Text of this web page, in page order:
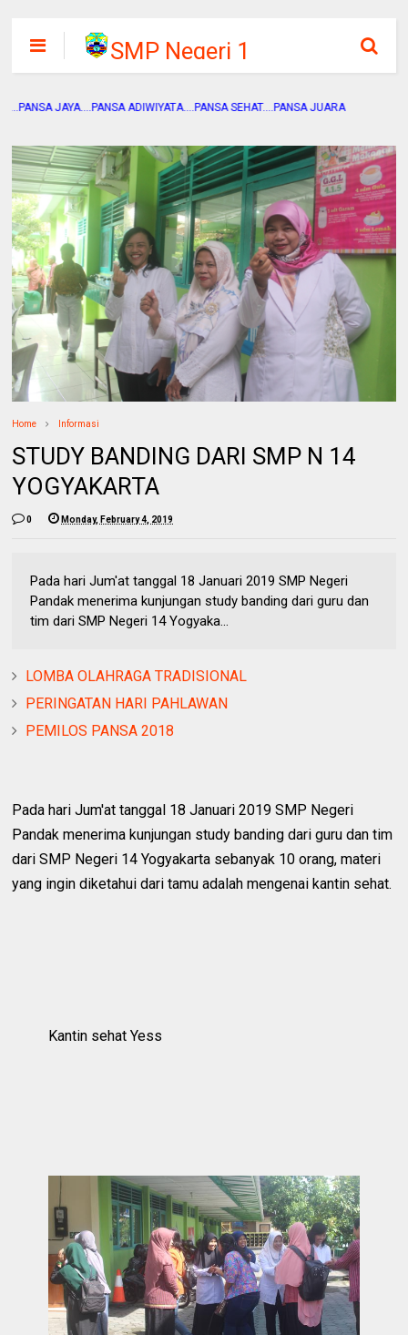
SMP Negeri 1
Pandak
ADIWIYATA....PANSA SEHAT....PANSA JUARA
Home Informasi
STUDY BANDING DARI SMP N 14
YOGYAKARTA
0 Monday, February 4, 2019
Pada hari Jum'at tanggal 18 Januari 2019 SMP Negeri
Pandak menerima kunjungan study banding dari guru dan
tim dari SMP Negeri 14 Yogyaka...
LOMBA OLAHRAGA TRADISIONAL
PERINGATAN HARI PAHLAWAN
PEMILOS PANSA 2018
Pada hari Jum'at tanggal 18 Januari 2019 SMP Negeri
Pandak menerima kunjungan study banding dari guru dan tim
dari SMP Negeri 14 Yogyakarta sebanyak 10 orang, materi
yang ingin diketahui dari tamu adalah mengenai kantin sehat.
Kantin sehat Yess